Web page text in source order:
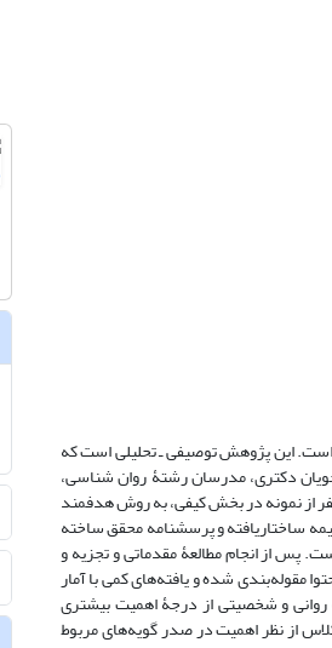
این پژوهش توصیفی ـ تحلیلی است که
دکتری، مدرسان رشتۀ روان شناسی،
درسی و آموزش و پرورش دورۀ پیش‌دبستانی و بخش کمّی شامل مربیان در سال1394 در استان فارس و اصفهان می‌باشد. 20 نفر از نمونه در بخش کیفی، به روش هدفمند
مصاحبه نیمه ساختاریافته و پرسشنامه محقق ساخته
پس از انجام مطالعۀ مقدماتی و تجزیه و
0 است. یافته‌های کیفی بر اساس تحلیل محتوا مقوله‌بندی شده و یافته‌های کمی با آمار
روانی و شخصیتی از درجۀ اهمیت بیشتری
از نظر اهمیت در صدر گویه‌های مربوط